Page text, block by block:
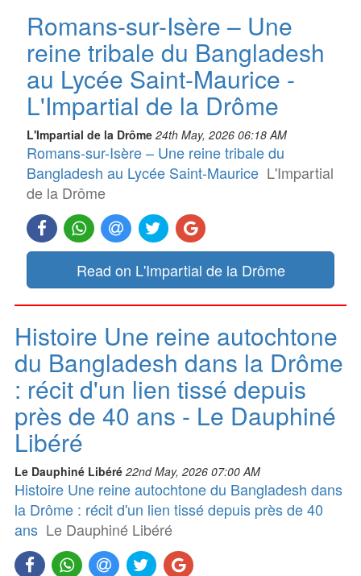
Romans-sur-Isère – Une
reine tribale du Bangladesh
au Lycée Saint-Maurice -
L'Impartial de la Drôme
L'Impartial de la Drôme 24th May, 2026 06:18 AM
Romans-sur-Isère – Une reine tribale du
Bangladesh au Lycée Saint-Maurice L'Impartial
de la Drôme
Read on L'Impartial de la Drôme
Histoire Une reine autochtone
du Bangladesh dans la Drôme
: récit d'un lien tissé depuis
près de 40 ans - Le Dauphiné
Libéré
Le Dauphiné Libéré 22nd May, 2026 07:00 AM
Histoire Une reine autochtone du Bangladesh dans
la Drôme : récit d'un lien tissé depuis près de 40
ans Le Dauphiné Libéré